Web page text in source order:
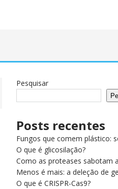
Pesquisar
Posts recentes
Fungos que comem plástico:
O que é glicosilação?
Como as proteases sabotam
Menos é mais: a deleção de
O que é CRISPR-Cas9?